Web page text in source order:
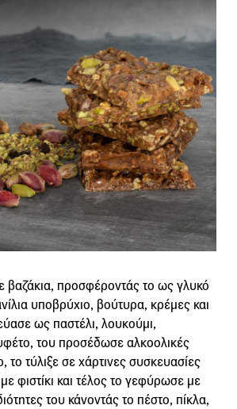
βαζάκια, προσφέροντάς το ως γλυκό
υποβρύχιο, βούτυρα, κρέμες και
ως παστέλι, λουκούμι,
του προσέδωσε αλκοολικές
το τύλιξε σε χάρτινες συσκευασίες
φιστίκι και τέλος το γεφύρωσε με
του κάνοντάς το πέστο, πίκλα,